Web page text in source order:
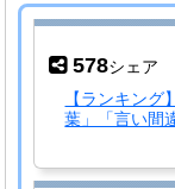
578シェア
【ランキン
葉」「言い間